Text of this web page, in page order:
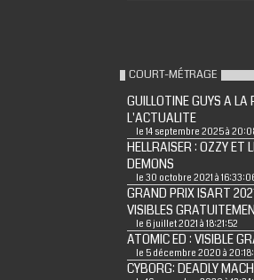
COURT-MÉTRAGE
GUILLOTINE GUYS A LA
L'ACTUALITE
le 14 septembre 2025 à
HELLRAISER : OZZY ET
DEMONS
le 30 octobre 2021 à
GRAND PRIX ISART
VISIBLES
le 6 juillet 2021 à 18:21:52
ATOMIC ED : VISIBLE
le 5 décembre 2020 à
CYBORG: DEADLY